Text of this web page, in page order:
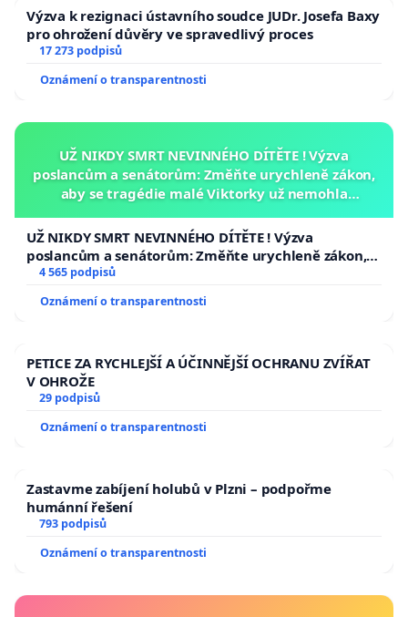
Výzva k rezignaci ústavního soudce JUDr. Josefa Baxy
pro ohrožení důvěry ve spravedlivý proces
17 273 podpisů
Oznámení o transparentnosti
UŽ NIKDY SMRT NEVINNÉHO DÍTĚTE ! Výzva
poslancům a senátorům: Změňte urychleně zákon,
aby se tragédie malé Viktorky už nemohla
UŽ NIKDY SMRT NEVINNÉHO DÍTĚTE ! Výzva
poslancům a senátorům: Změňte urychleně zákon,
aby se tragédie malé Viktorky už nemohla opakovat!
4 565 podpisů
Oznámení o transparentnosti
PETICE ZA RYCHLEJŠÍ A ÚČINNĚJŠÍ OCHRANU ZVÍŘAT
V OHROŽE
29 podpisů
Oznámení o transparentnosti
Zastavme zabíjení holubů v Plzni – podpořme
humánní řešení
793 podpisů
Oznámení o transparentnosti